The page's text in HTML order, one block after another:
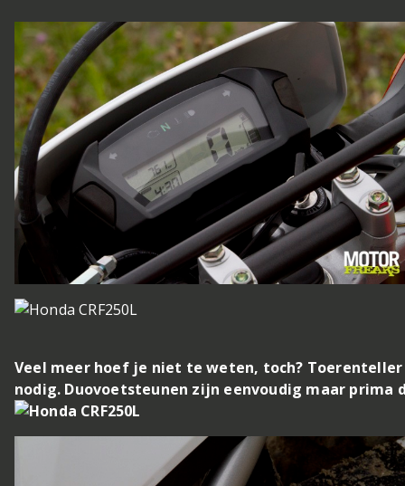
Veel meer hoef je niet te weten, toch?
nodig. Duovoetsteunen zijn eenvoudig maar